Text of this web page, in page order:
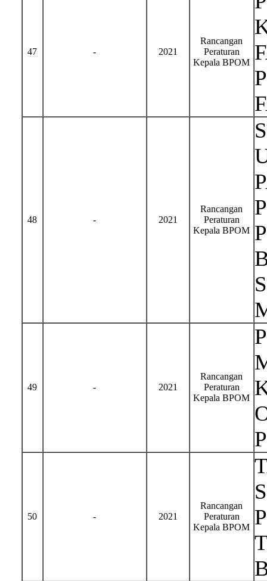
47 - 2021
Rancangan
Peraturan
Kepala BPOM
48 - 2021
Rancangan
Peraturan
Kepala BPOM
49 - 2021
Rancangan
Peraturan
Kepala BPOM
50 - 2021
Rancangan
Peraturan
Kepala BPOM